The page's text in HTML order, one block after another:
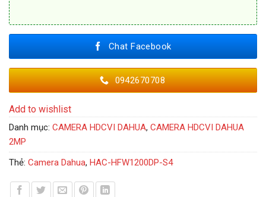
Chat Facebook
0942670708
Add to wishlist
Danh mục: CAMERA HDCVI DAHUA, CAMERA HDCVI DAHUA
2MP
Thẻ: Camera Dahua, HAC-HFW1200DP-S4